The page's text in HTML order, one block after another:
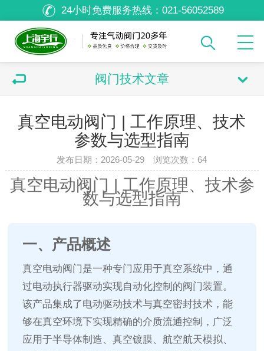
24小时免费服务热线： 021-56052589
阀门技术文章
真空电动阀门 | 工作原理、技术
参数与选型指南
发布日期：2026-05-29 浏览次数： 64
真空电动阀门 | 工作原理、技术参
数与选型指南
一、产品概述
真空电动阀门是一种专门应用于真空系统中，通
过电动执行器驱动实现自动化控制的阀门装置。
该产品集成了电动驱动技术与真空密封技术，能
够在真空环境下实现精确的介质流通控制，广泛
应用于半导体制造、真空镀膜、航空航天模拟、